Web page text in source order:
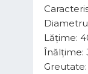
Lățime:
Înălțime: